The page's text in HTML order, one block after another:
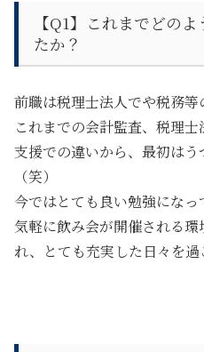
【Q1】これまでどの
たか？
前職は税理士法人でや税務等
これまでの会計監査、税理
支援での違いから、最初は
（笑）
今ではとても良い勉強になっ
気軽に飲み会が開催される環
れ、とても充実した日々を過